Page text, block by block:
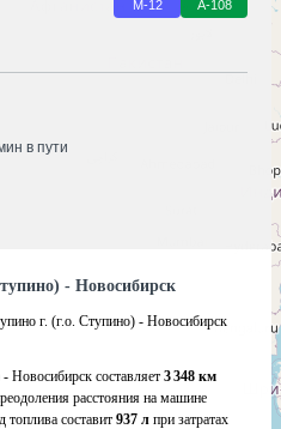
М-12 А-108
в пути
- Новосибирск
г. (г.о. Ступино) - Новосибирск
Новосибирск составляет 3 348 км
расстояния на машине
топлива составит 937 л при затратах